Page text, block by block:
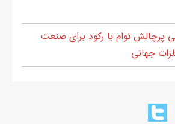
سالی پرچالش توام با رکود برای صنعت
جهانی